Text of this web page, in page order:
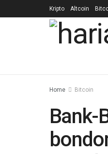
Kripto Altcoin
Home Bitcoin
Bank-